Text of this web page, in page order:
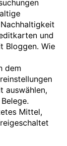
und
Bloggen. Wie
dem
auswählen,
Mittel,